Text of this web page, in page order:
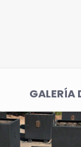
GALERÍA